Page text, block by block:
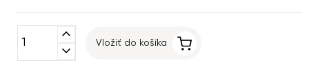
expand_less
expand_more
Vložiť do košíka